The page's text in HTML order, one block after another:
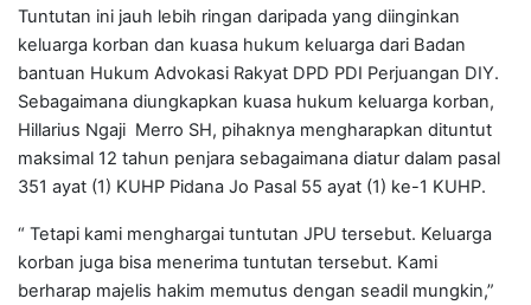
Tuntutan ini jauh lebih ringan daripada yang diinginkan
keluarga korban dan kuasa hukum keluarga dari Badan
bantuan Hukum Advokasi Rakyat DPD PDI Perjuangan DIY.
Sebagaimana diungkapkan kuasa hukum keluarga korban,
Hillarius Ngaji Merro SH, pihaknya mengharapkan dituntut
maksimal 12 tahun penjara sebagaimana diatur dalam pasal
351 ayat (1) KUHP Pidana Jo Pasal 55 ayat (1) ke-1 KUHP.
“ Tetapi kami menghargai tuntutan JPU tersebut. Keluarga
korban juga bisa menerima tuntutan tersebut. Kami
berharap majelis hakim memutus dengan seadil mungkin,”